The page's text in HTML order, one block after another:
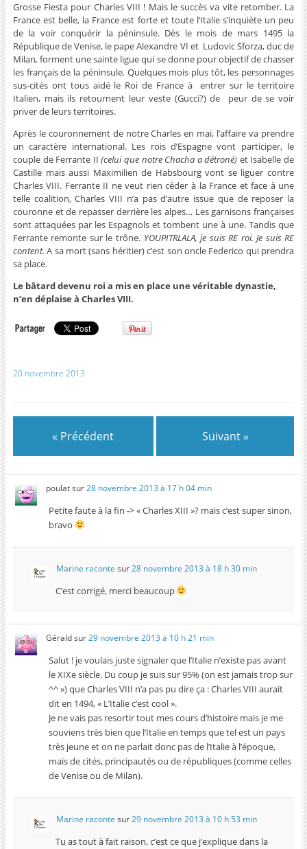
Grosse Fiesta pour Charles VIII ! Mais le succès va vite retomber. La
France est belle, la France est forte et toute l’Italie s’inquiète un peu
de la voir conquérir la péninsule. Dès le mois de mars 1495 la
République de Venise, le pape Alexandre VI et Ludovic Sforza,duc de
Milan, forment une sainte ligue qui se donne pour objectif de chasser
les français de la péninsule. Quelques mois plus tôt, les personnages
sus-cités ont tous aidé le Roi de France à entrer sur le territoire
Italien, mais ils retournent leur veste (Gucci?) de peur de se voir
priver de leurs territoires.
Après le couronnement de notre Charles en mai, l’affaire va prendre
un caractère international. Les rois d’Espagne vont participer, le
couple de Ferrante II(celui que notre Chacha a détroné) et Isabelle de
Castille mais aussi Maximilien de Habsbourg vont se liguer contre
Charles VIII. Ferrante II ne veut rien céder à la France et face à une
telle coalition, Charles VIII n’a pas d’autre issue que de reposer la
couronne et de repasser derrière les alpes… Les garnisons françaises
sont attaquées par les Espagnols et tombent une à une. Tandis que
Ferrante remonte sur le trône. YOUPITRLALA, je suis RE roi. Je suis RE
content. A sa mort (sans héritier) c’est son oncle Federico qui prendra
sa place.
Le bâtard devenu roi a mis en place une véritable dynastie,
n’en déplaise à Charles VIII.
20 novembre 2013
« Précédent Suivant »
poulatsur28 novembre 2013 à 17 h 04 min
Petite faute à la fin -> « Charles XIII »? mais c’est super sinon,
bravo
Marine raconte sur28 novembre 2013 à 18 h 30 min
C’est corrigé, merci beaucoup
Géraldsur29 novembre 2013 à 10 h 21 min
Salut ! je voulais juste signaler que l’Italie n’existe pas avant
le XIXe siècle. Du coup je suis sur 95% (on est jamais trop sur
^^ ») que Charles VIII n’a pas pu dire ça : Charles VIII aurait
dit en 1494, « L’Italie c’est cool ».
Je ne vais pas resortir tout mes cours d’histoire mais je me
souviens très bien que l’Italie en temps que tel est un pays
très jeune et on ne parlait donc pas de l’Italie à l’époque,
mais de cités, principautés ou de républiques (comme celles
de Venise ou de Milan).
Marine raconte sur29 novembre 2013 à 10 h 53 min
Tu as tout à fait raison, c’est ce que j’explique dans la